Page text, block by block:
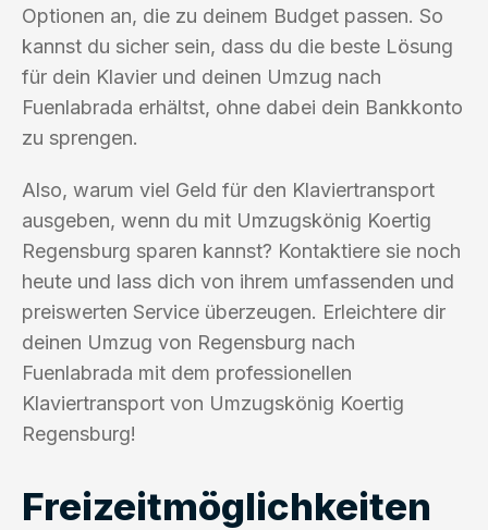
Optionen an, die zu deinem Budget passen. So
kannst du sicher sein, dass du die beste Lösung
für dein Klavier und deinen Umzug nach
Fuenlabrada erhältst, ohne dabei dein Bankkonto
zu sprengen.
Also, warum viel Geld für den Klaviertransport
ausgeben, wenn du mit Umzugskönig Koertig
Regensburg sparen kannst? Kontaktiere sie noch
heute und lass dich von ihrem umfassenden und
preiswerten Service überzeugen. Erleichtere dir
deinen Umzug von Regensburg nach
Fuenlabrada mit dem professionellen
Klaviertransport von Umzugskönig Koertig
Regensburg!
Freizeitmöglichkeiten